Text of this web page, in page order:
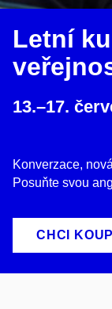
Letní
13.–17.
Konverzace,
Posuňte svou
CHCI